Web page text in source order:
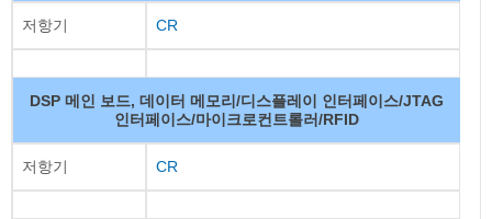
저항기 CR
DSP 메인 보드, 데이터 메모리/디스플레이 인터페이스/JTAG
인터페이스/마이크로컨트롤러/RFID
저항기 CR